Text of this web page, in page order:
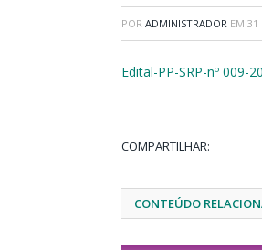
POR ADMINISTRADOR EM 31
Edital-PP-SRP-nº 009-
COMPARTILHAR:
CONTEÚDO